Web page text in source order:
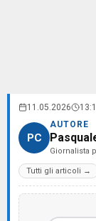
11.05.2026
PC
AUTORE
Giornalista
Tutti gli articoli →